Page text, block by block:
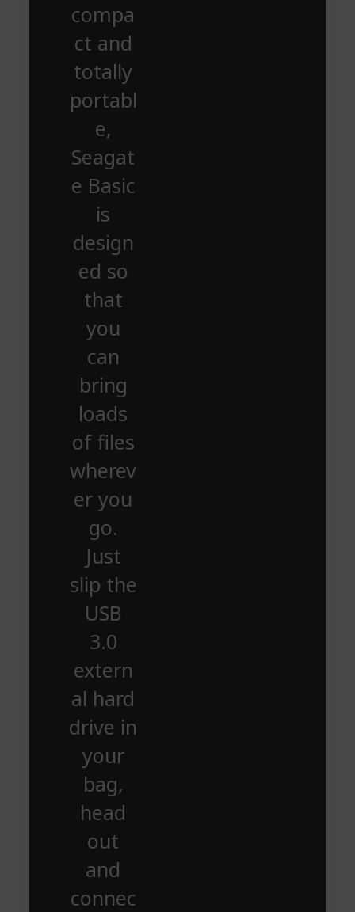
compa
ct and
totally
portabl
e,
Seagat
e Basic
is
design
ed so
that
you
can
bring
loads
of files
wherev
er you
go.
Just
slip the
USB
3.0
extern
al hard
drive in
your
bag,
head
out
and
connec